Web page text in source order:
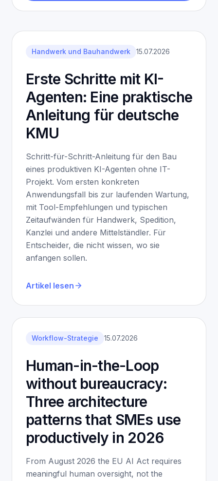
Handwerk und Bauhandwerk 15.07.2026
Erste Schritte mit KI-
Agenten: Eine praktische
Anleitung für deutsche
KMU
Schritt-für-Schritt-Anleitung für den Bau
eines produktiven KI-Agenten ohne IT-
Projekt. Vom ersten konkreten
Anwendungsfall bis zur laufenden Wartung,
mit Tool-Empfehlungen und typischen
Zeitaufwänden für Handwerk, Spedition,
Kanzlei und andere Mittelständler. Für
Entscheider, die nicht wissen, wo sie
anfangen sollen.
Artikel lesen
Workflow-Strategie 15.07.2026
Human-in-the-Loop
without bureaucracy:
Three architecture
patterns that SMEs use
productively in 2026
From August 2026 the EU AI Act requires
meaningful human oversight, not the